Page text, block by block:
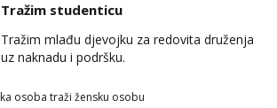
nezaboravna iskustva. Senzualno i
zavodljivo… Čekam da vas osobno uvjerim.
😘❤️ Prepustite se strašću i ekstazi prekrasne
brinete, vrlo senzualne i osjetljive. 😍😍 Ov...
Tražim studenticu
Tražim mlađu djevojku za redovita druženja
uz naknadu i podršku.
osoba traži žensku osobu